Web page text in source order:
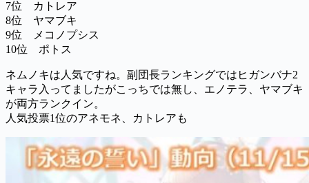
7位 カトレア
8位 ヤマブキ
9位 メコノプシス
10位 ポトス
ネムノキは人気ですね。副団長ランキングではヒガンバナ2
キャラ入ってましたがこっちでは無し、エノテラ、ヤマブキ
が両方ランクイン。
人気投票1位のアネモネ、カトレアも